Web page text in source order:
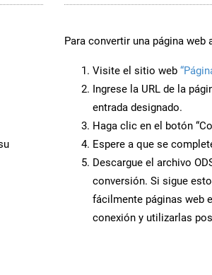
Para convertir una página
Visite el sitio web
Ingrese la URL de la
entrada designado.
Haga clic en el botón
Espere a que se
Descargue el archivo
conversión. Si sigue
fácilmente páginas web
conexión y utilizarlas